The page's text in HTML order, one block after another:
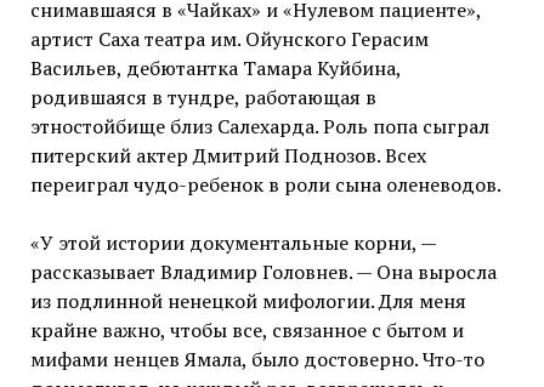
снимавшаяся в «Чайках» и «Нулевом пациенте»,
артист Саха театра им. Ойунского Герасим
Васильев, дебютантка Тамара Куйбина,
родившаяся в тундре, работающая в
этностойбище близ Салехарда. Роль попа сыграл
питерский актер Дмитрий Поднозов. Всех
переиграл чудо-ребенок в роли сына оленеводов.
«У этой истории документальные корни, —
рассказывает Владимир Головнев. — Она выросла
из подлинной ненецкой мифологии. Для меня
крайне важно, чтобы все, связанное с бытом и
мифами ненцев Ямала, было достоверно. Что-то